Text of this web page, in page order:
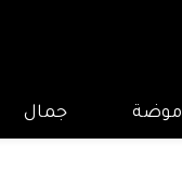
موضة جمال